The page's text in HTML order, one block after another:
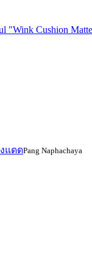
Cushion
งแดดPang Naphachaya